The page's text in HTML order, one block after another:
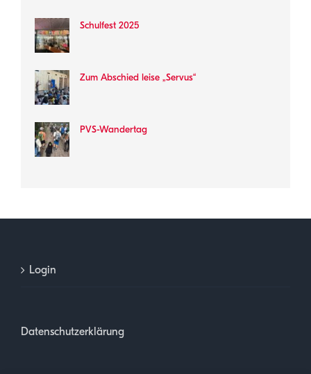
Schulfest 2025
Zum Abschied leise „Servus“
PVS-Wandertag
Login
Datenschutzerklärung